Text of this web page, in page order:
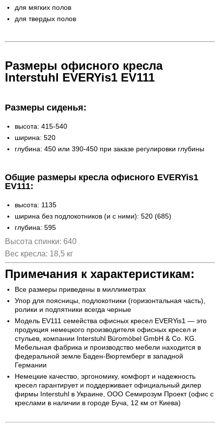
для мягких полов
для твердых полов
Размеры офисного кресла
Interstuhl EVERYis1 EV111
Размеры сиденья:
высота: 415-540
ширина: 520
глубина: 450 или 390-450 при заказе регулировки глубины
Общие размеры кресла офисного EVERYis1
EV111:
высота: 1135
ширина без подлокотников (и с ними): 520 (685)
глубина: 595
Высота спинки: 640
Вес кресла: 18,5 кг
Примечания к характеристикам:
Все размеры приведены в миллиметрах
Упор для поясницы, подлокотники (горизонтальная часть),
ролики и подпятники всегда черные
Модель EV111 семейства офисных кресел EVERYis1 — это
продукция немецкого производителя офисных кресел и
стульев, компании Interstuhl Büromöbel GmbH & Co. KG.
Мебельная фабрика и производство мебели находится в
федеральной земле Баден-Вюртемберг в западной
Германии
Немецкие качество, эргономику, комфорт и надежность
кресел гарантирует и поддерживает официальный дилер
фирмы Interstuhl в Украине, ООО Семирозум Проект (офис с
креслами в наличии в городе Буча, 12 км от Киева)